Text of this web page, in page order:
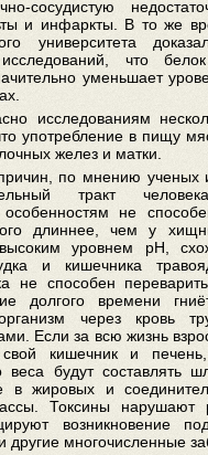
сосудистую
и инфаркты. В то же
университета
что белок
уменьшает
исследованиям
употребление в пищу
желез и матки.
по мнению ученых
тракт
не
длиннее, чем у
уровнем рН,
и кишечника
не способен
долгого времени
через кровь
Если за всю жизнь
кишечник и печень,
будут составлять
в жировых и
Токсины нарушают
возникновение
другие многочисленные